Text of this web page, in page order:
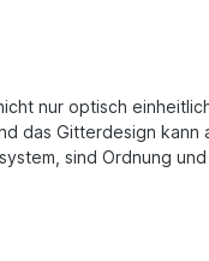
nur optisch
das Gitterdesign kann
sind Ordnung